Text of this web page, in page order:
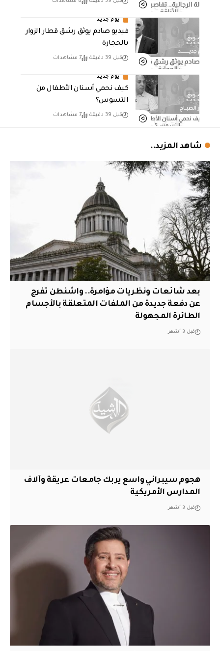
يوم جديد
فيديو صادم يوثق رشق قطار الزوار
بالحجارة
قبل 39 دقيقة 7 مشاهدات
يوم جديد
كيف نحمي أسنان الأطفال من
التسوس؟
قبل 39 دقيقة 7 مشاهدات
شاهد المزيد..
بعد شائعات ونظريات مؤامرة.. واشنطن تفرج
عن دفعة جديدة من الملفات المتعلقة بالأجسام
الطائرة المجهولة
قبل 3 أشهر
هجوم سيبراني واسع يربك جامعات عريقة وآلاف
المدارس الأمريكية
قبل 3 أشهر